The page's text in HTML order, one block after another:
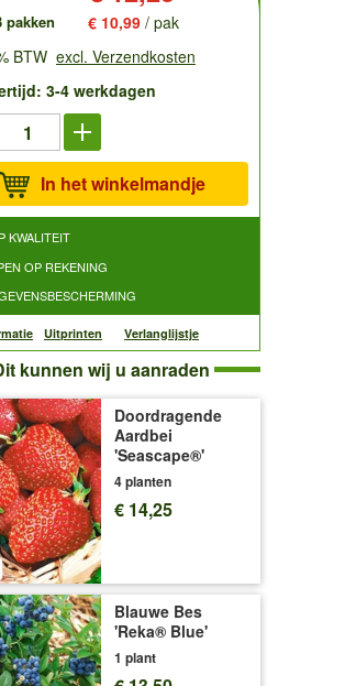
pakken € 10,99 / pak
BTW excl. Verzendkosten
3-4 werkdagen
In het winkelmandje
KWALITEIT
OP REKENING
Uitprinten Verlanglijstje
kunnen wij u aanraden
Doordragende
Aardbei
'Seascape®'
4 planten
€ 14,25
Blauwe Bes
'Reka® Blue'
1 plant